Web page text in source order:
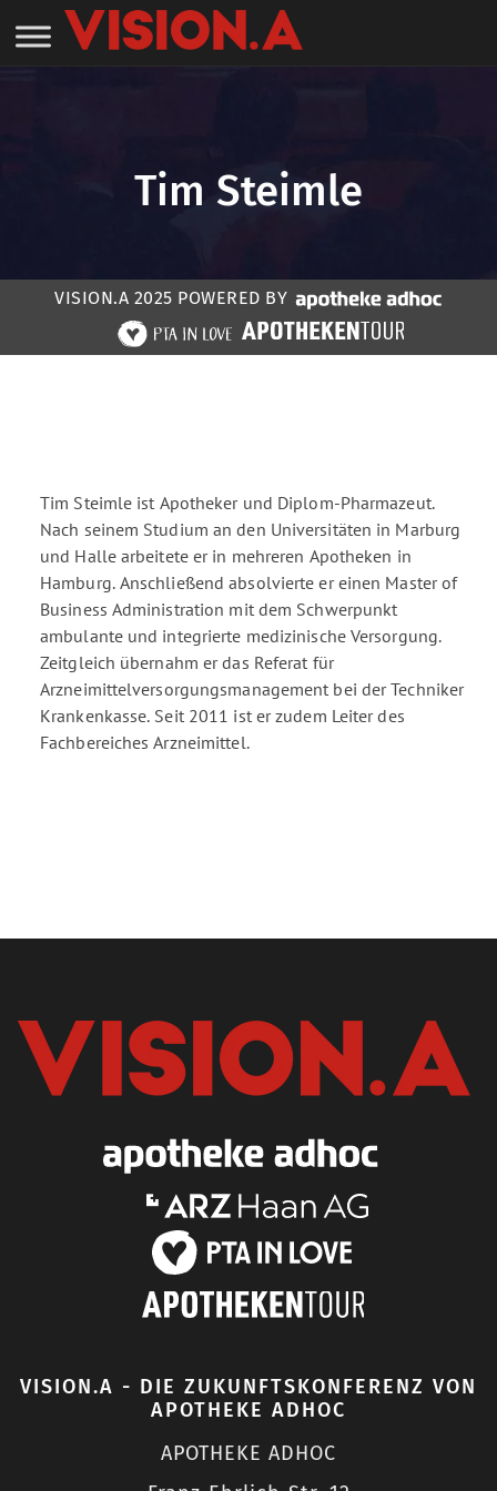
Tim Steimle
VISION.A 2025 POWERED BY
Tim Steimle ist Apotheker und Diplom-Pharmazeut.
Nach seinem Studium an den Universitäten in Marburg
und Halle arbeitete er in mehreren Apotheken in
Hamburg. Anschließend absolvierte er einen Master of
Business Administration mit dem Schwerpunkt
ambulante und integrierte medizinische Versorgung.
Zeitgleich übernahm er das Referat für
Arzneimittelversorgungsmanagement bei der Techniker
Krankenkasse. Seit 2011 ist er zudem Leiter des
Fachbereiches Arzneimittel.
VISION.A - DIE ZUKUNFTSKONFERENZ VON
APOTHEKE ADHOC
APOTHEKE ADHOC